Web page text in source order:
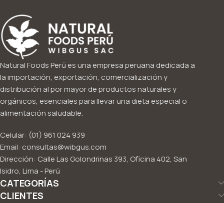
Natural Foods Perú es una empresa peruana dedicada a
la importación, exportación, comercialización y
distribución al por mayor de productos naturales y
orgánicos, esenciales para llevar una dieta especial o
alimentación saludable.
Celular: (01) 961 024 939
Email: consultas@wibgus.com
Dirección: Calle Las Golondrinas 393, Oficina 402, San
Isidro, Lima - Perú
CATEGORÍAS
CLIENTES